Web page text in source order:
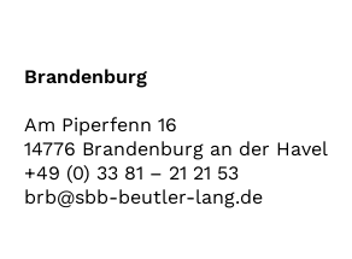
Brandenburg
Am Piperfenn 16
14776 Brandenburg an der Havel
+49 (0) 33 81 – 21 21 53
brb@sbb-beutler-lang.de